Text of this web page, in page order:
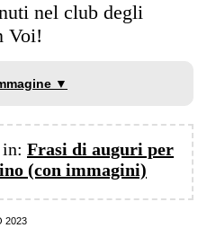
nel club degli
Voi!
▼
Frasi di auguri per
(con immagini)
2023